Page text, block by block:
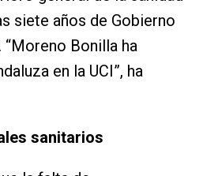
siete años de Gobierno
Bonilla ha
en la UCI”, ha
sanitarios